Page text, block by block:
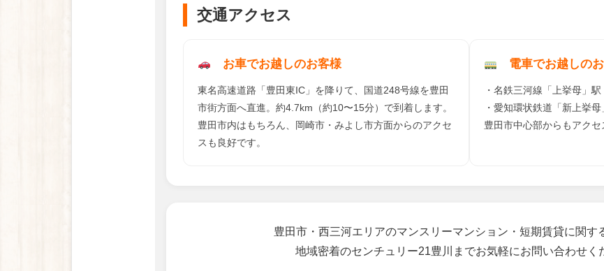
交通アクセス
お車でお越しのお客様
東名高速道路「豊田東IC」を降りて、国道248号線を豊田
市街方面へ直進。約4.7km（約10〜15分）で到着します。
豊田市内はもちろん、岡崎市・みよし市方面からのアクセ
スも良好です。
電車でお越しの
・名鉄三河線「上挙母」
・愛知環状鉄道「新上挙
豊田市中心部からもアクセ
豊田市・西三河エリアのマンスリーマンション・短期賃貸に関す
地域密着のセンチュリー21豊川までお気軽にお問い合わせく